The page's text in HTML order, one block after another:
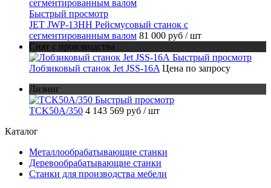
Быстрый просмотр
JET JWP-13HH Рейсмусовый станок с
сегментированным валом 81 000 руб / шт
Снят с производства
Быстрый просмотр
Лобзиковый станок Jet JSS-16A Цена по запросу
Лизинг
Быстрый просмотр
TCK50A/350 4 143 569 руб / шт
Каталог
Металлообрабатывающие станки
Деревообрабатывающие станки
Станки для производства мебели